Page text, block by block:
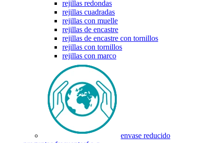
rejillas redondas
rejillas cuadradas
rejillas con muelle
rejillas de encastre
rejillas de encastre con tornillos
rejillas con tornillos
rejillas con marco
envase reducido